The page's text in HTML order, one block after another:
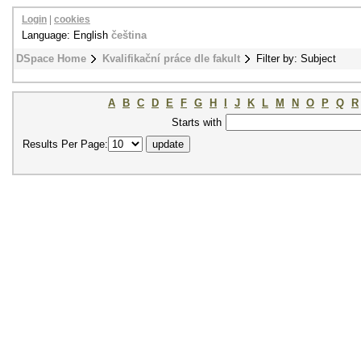
DSpace Home Kvalifikační práce dle fakult Filter by: Subject
Login cookies
Language: English čeština
A B C D E F G H J K L M N O P Q
R
Starts with
Results Per Page: